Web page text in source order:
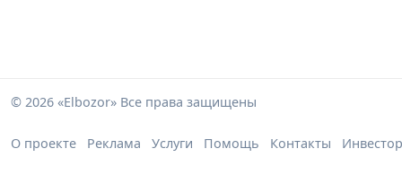
© 2026 «Elbozor» Все права защищены
О проекте Реклама Услуги Помощь Контакты